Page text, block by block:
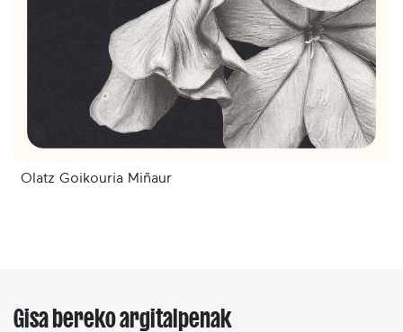
Olatz Goikouria Miñaur
Gisa bereko argitalpenak